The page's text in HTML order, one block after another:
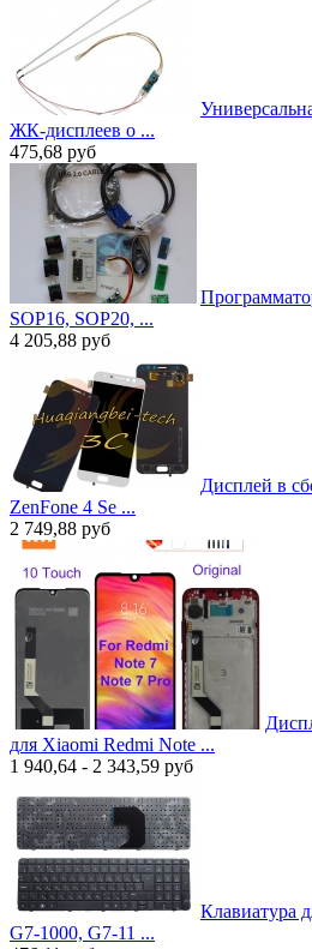
ЖК-дисплеев о ...
475,68 руб
SOP16, SOP20, ...
4 205,88 руб
Дисплей в
ZenFone 4 Se ...
2 749,88 руб
для Xiaomi Redmi Note ...
1 940,64 - 2 343,59 руб
Клавиатура
G7-1000, G7-11 ...